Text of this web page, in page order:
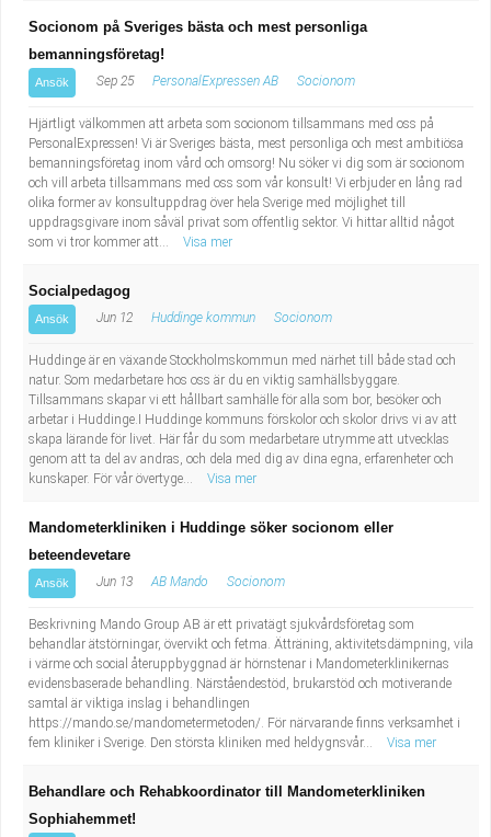
Socionom på Sveriges bästa och mest personliga
bemanningsföretag!
Ansök Sep 25 PersonalExpressen AB Socionom
Hjärtligt välkommen att arbeta som socionom tillsammans med oss på
PersonalExpressen! Vi är Sveriges bästa, mest personliga och mest ambitiösa
bemanningsföretag inom vård och omsorg! Nu söker vi dig som är socionom
och vill arbeta tillsammans med oss som vår konsult! Vi erbjuder en lång rad
olika former av konsultuppdrag över hela Sverige med möjlighet till
uppdragsgivare inom såväl privat som offentlig sektor. Vi hittar alltid något
som vi tror kommer att...
Visa mer
Socialpedagog
Ansök Jun 12 Huddinge kommun Socionom
Huddinge är en växande Stockholmskommun med närhet till både stad och
natur. Som medarbetare hos oss är du en viktig samhällsbyggare.
Tillsammans skapar vi ett hållbart samhälle för alla som bor, besöker och
arbetar i Huddinge.I Huddinge kommuns förskolor och skolor drivs vi av att
skapa lärande för livet. Här får du som medarbetare utrymme att utvecklas
genom att ta del av andras, och dela med dig av dina egna, erfarenheter och
kunskaper. För vår övertyge...
Visa mer
Mandometerkliniken i Huddinge söker socionom eller
beteendevetare
Ansök Jun 13 AB Mando Socionom
Beskrivning Mando Group AB är ett privatägt sjukvårdsföretag som
behandlar ätstörningar, övervikt och fetma. Ätträning, aktivitetsdämpning, vila
i värme och social återuppbyggnad är hörnstenar i Mandometerklinikernas
evidensbaserade behandling. Närståendestöd, brukarstöd och motiverande
samtal är viktiga inslag i behandlingen
https://mando.se/mandometermetoden/. För närvarande finns verksamhet i
fem kliniker i Sverige. Den största kliniken med heldygnsvår...
Visa mer
Behandlare och Rehabkoordinator till Mandometerkliniken
Sophiahemmet!